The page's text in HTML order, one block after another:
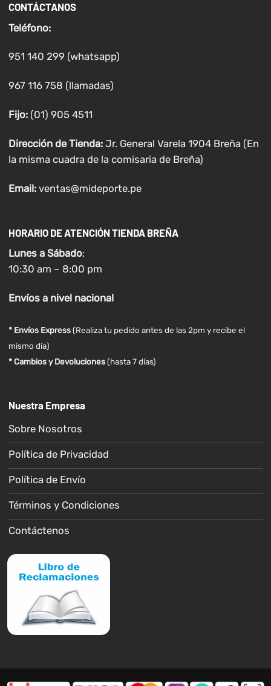
CONTÁCTANOS
Teléfono:
951 140 299 (whatsapp)
967 116 758 (llamadas)
Fijo:(01) 905 4511
Dirección de Tienda: Jr. General Varela 1904 Breña (En
la misma cuadra de la comisaria de Breña)
Email: ventas@mideporte.pe
HORARIO DE ATENCIÓN TIENDA BREÑA
Lunes a Sábado:
10:30 am – 8:00 pm
Envíosa nivel nacional
* Envíos Express(Realiza tu pedido antes de las 2pm y recibe el
mismo día)
* Cambios y Devoluciones (hasta 7 días)
Nuestra Empresa
Sobre Nosotros
Política de Privacidad
Política de Envío
Términos y Condiciones
Contáctenos